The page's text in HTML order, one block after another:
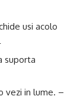
usi acolo
suporta
vezi in lume. –